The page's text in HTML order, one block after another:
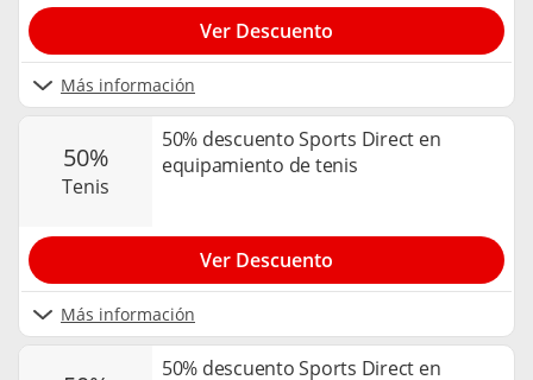
Más información
Ver Descuento
50%
tenis
50% descuento Sports Direct en
equipamiento de tenis
Más información
Ver Descuento
50% descuento Sports Direct en